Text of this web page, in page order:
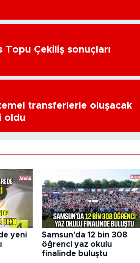
Çekiliş sonuçları
transferlerle oluşacak
oldu
yeni
Samsun'da 12 bin 308
öğrenci yaz okulu
finalinde buluştu